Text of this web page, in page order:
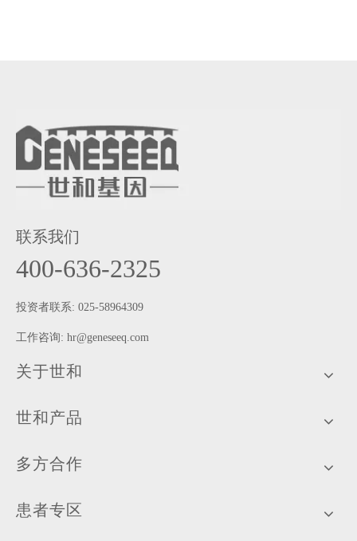
联系我们
400-636-2325
投资者联系: 025-58964309
工作咨询: hr@geneseeq.com
关于世和
世和产品
多方合作
患者专区